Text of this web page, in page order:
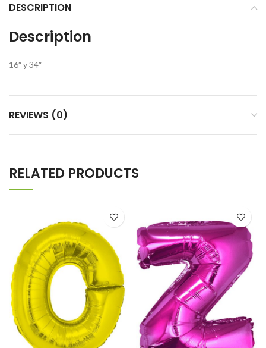
DESCRIPTION
Description
16″ y 34″
REVIEWS (0)
RELATED PRODUCTS